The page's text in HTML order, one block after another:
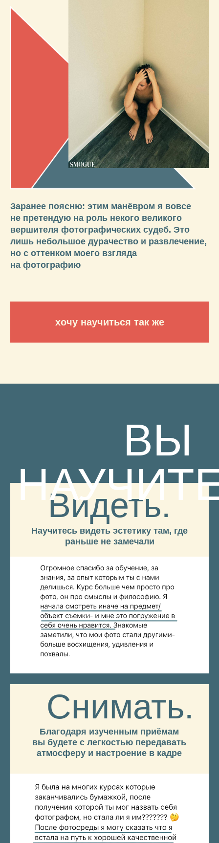
В процессе обучения вы найдете свой
уникальный стиль и научитесь
создавать глубокие кадры со смыслом
Создавать.
ОБУЧЕНИЕ
ДЛЯ ВАС,
ЕСЛИ ВЫ
выбрать тариф
ТЕМЫ
ОБУЧЕНИЯ
Темы — это не полный список уроков.Сами
названия уроков и полный их список
не раскрываю, дабы сохранить интригу
и драматургию на самом обучении. Вам же
будет интреснее)